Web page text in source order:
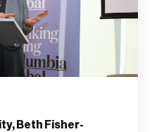
Beth Fisher-